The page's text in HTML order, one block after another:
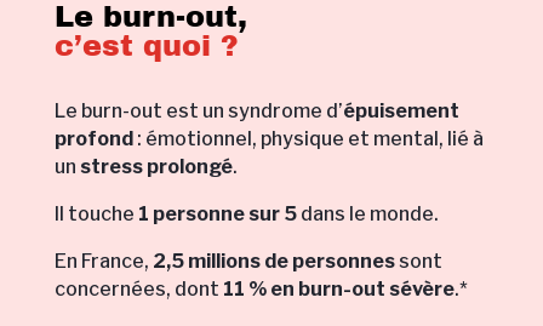
Le burn-out,
c’est quoi ?
Le burn-out est un syndrome d’épuisement
profond: émotionnel, physique et mental, lié à
un stress prolongé.
Il touche 1 personne sur 5dans le monde.
En France, 2,5 millions de personnessont
concernées, dont 11 % en burn-out sévère.*